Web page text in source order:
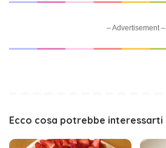
– Advertisement –
Ecco cosa potrebbe interessarti